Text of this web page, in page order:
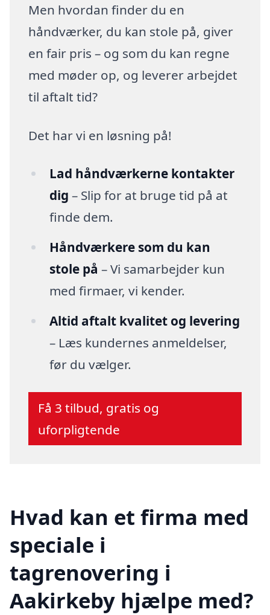
Men hvordan finder du en
håndværker, du kan stole på, giver
en fair pris – og som du kan regne
med møder op, og leverer arbejdet
til aftalt tid?
Det har vi en løsning på!
Lad håndværkerne kontakter
dig – Slip for at bruge tid på at
finde dem.
Håndværkere som du kan
stole på – Vi samarbejder kun
med firmaer, vi kender.
Altid aftalt kvalitet og levering
– Læs kundernes anmeldelser,
før du vælger.
Få 3 tilbud, gratis og
uforpligtende
Hvad kan et firma med
speciale i
tagrenovering i
Aakirkeby hjælpe med?